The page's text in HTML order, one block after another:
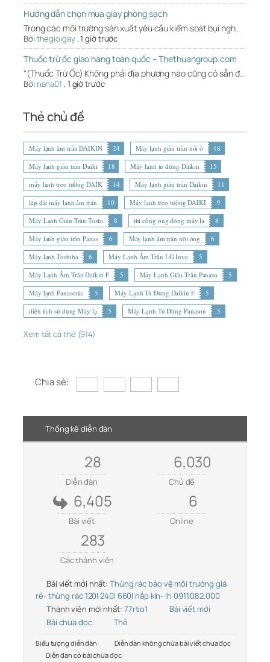
Hướng dẫn chọn mua giày phòng sạch
Trong các môi trường sản xuất yêu cầu kiểm soát bụi ngh…
Bởi thegioigay,1 giờ trước
Thuốc trừ ốc giao hàng toàn quốc – Thethuangroup.com
"(Thuốc Trừ Ốc) Không phải địa phương nào cũng có sẵn đ…
Bởi nana01 , 1 giờ trước
Thẻ chủ đề
Máy lạnh âm trần DAIKIN 24 Máy lạnh giấu trần nối ố
18
Máy lạnh giấu trần Daiki
18 Máy lạnh tủ đứng Daikin
15
máy lạnh treo tường DAIK
14 Máy lạnh giấu trần Daikin
11
lắp đặt máy lạnh âm trần
10 Máy lạnh treo tường DAIKI
9
Máy Lạnh Giấu Trần Toshi
8 thi công ống đồng máy lạ
8
Máy lạnh giấu trần Panas
6 Máy lạnh âm trần nối ống
6
Máy lạnh Toshiba
6 Máy Lạnh Âm Trần LG Inve
5
Máy Lạnh Âm Trần Daikin F
5 Máy Lạnh Giấu Trần Panaso
5
Máy lạnh Panasonic
5 Máy Lạnh Tủ Đứng Daikin F
5
diện tích sử dụng Máy lạ
5 Máy Lạnh Tủ Đứng Panason 5
Xem tất cả thẻ (914)
Chia sẻ:
Thống kê diễn đàn
28
Diễn đàn
6,030
Chủ đề
6,405
Bài viết
6
Online
283
Các thành viên
Bài viết mới nhất: Thùng rác bảo vệ môi trường giá
rẻ- thùng rác 120l 240l 660l nắp kín- lh 0911.082.000
Thành viên mới nhất: 77rtio1
Bài viết mới
Bài chưa đọc
Thẻ
Biểu tượng diễn đàn:
Diễn đàn không chứa bài viết chưa đọc
Diễn đàn có bài chưa đọc